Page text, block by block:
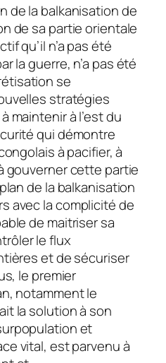
de la balkanisation de
de sa partie orientale
qu’il n’a pas été
la guerre, n’a pas été
se
stratégies
maintenir à l’est du
qui démontre
à pacifier, à
gouverner cette partie
de la balkanisation
avec la complicité de
de maitriser sa
le flux
et de sécuriser
le premier
notamment le
la solution à son
et
vital, est parvenu à